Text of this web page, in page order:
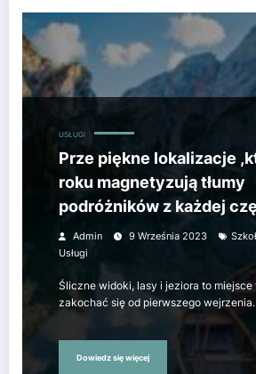
Prze piękne lokalizacje ,które co roku
USŁUGI
Prze piękne lokalizacje
roku magnetyzują tłumy
podróżników z każdej
nie tylko.
Admin 9 Września 2023
Usługi
Śliczne widoki, lasy i jeziora to miejsce
zakochać się od pierwszego
Dowiedz się więcej